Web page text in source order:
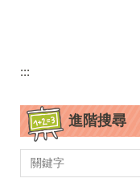
:::
進階搜尋